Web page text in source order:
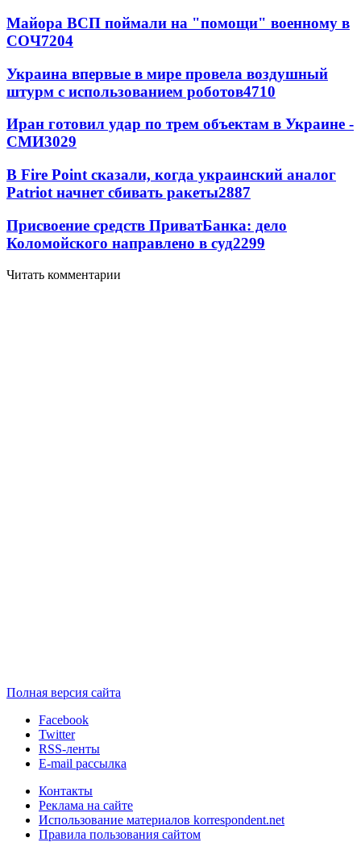
Майора ВСП поймали на "помощи" военному в
СОЧ7204
Украина впервые в мире провела воздушный
штурм с использованием роботов4710
Иран готовил удар по трем объектам в Украине -
СМИ3029
В Fire Point сказали, когда украинский аналог
Patriot начнет сбивать ракеты2887
Присвоение средств ПриватБанка: дело
Коломойского направлено в суд2299
Читать комментарии
Полная версия сайта
Facebook
Twitter
RSS-ленты
E-mail рассылка
Контакты
Реклама на сайте
Использование материалов korrespondent.net
Правила пользования сайтом